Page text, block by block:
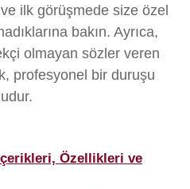
ilk görüşmede size özel
bakın. Ayrıca,
olmayan sözler veren
profesyonel bir duruşu
Özellikleri ve